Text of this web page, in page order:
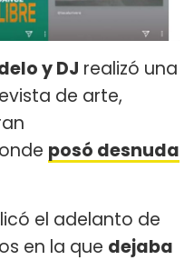
y DJ realizó una
de arte,
posó desnuda
el adelanto de
en la que dejaba